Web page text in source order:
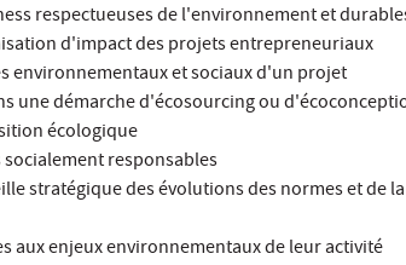
respectueuses de l'environnement et
d'impact des projets entrepreneuriaux
environnementaux et sociaux d'un projet
une démarche d'écosourcing ou
écologique
responsables
stratégique des évolutions des normes et
aux enjeux environnementaux de leur activité